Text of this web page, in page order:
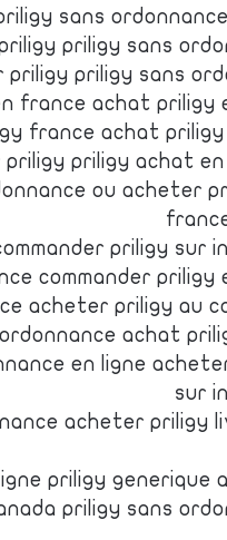
sans
priligy sans
priligy priligy sans
france achat priligy
france achat
priligy achat
ou acheter
priligy sur
commander priligy
acheter priligy au
achat
en ligne
sur
acheter priligy
priligy generique
priligy sans